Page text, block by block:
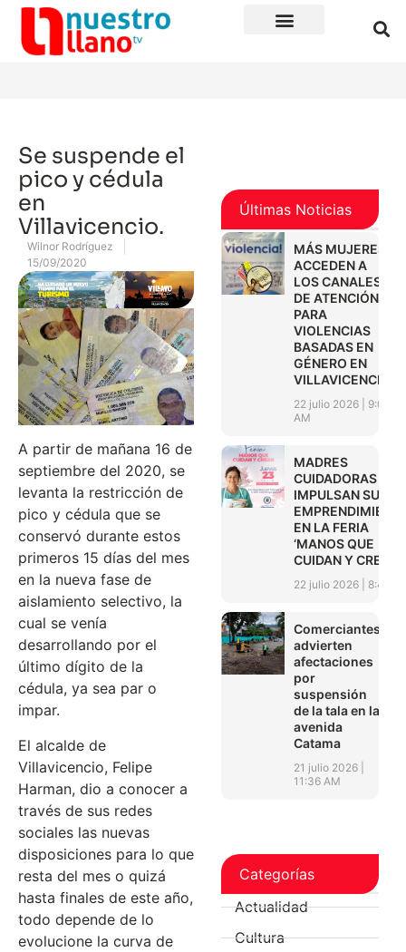
Se suspende el
pico y cédula
en
Villavicencio.
Wilnor Rodríguez
15/09/2020
A partir de mañana 16 de
septiembre del 2020, se
levanta la restricción de
pico y cédula que se
conservó durante estos
primeros 15 días del mes
en la nueva fase de
aislamiento selectivo, la
cual se venía
desarrollando por el
último dígito de la
cédula, ya sea par o
impar.
El alcalde de
Villavicencio, Felipe
Harman, dio a conocer a
través de sus redes
sociales las nuevas
disposiciones para lo que
resta del mes o quizá
hasta finales de este año,
todo depende de lo
evolucione la curva de
Últimas Noticias
MÁS MUJERES
ACCEDEN A
LOS CANALES
DE ATENCIÓN
PARA
VIOLENCIAS
BASADAS EN
GÉNERO EN
VILLAVICENCIO
22 julio 2026
9:01
AM
MADRES
CUIDADORAS
IMPULSAN SUS
EN LA FERIA
‘MANOS QUE
CUIDAN Y CREAN’
22 julio 2026 8:45
Comerciantes
advierten
afectaciones
por
suspensión
de la tala en la
avenida
Catama
21 julio 2026
11:36 AM
Categorías
Actualidad
Cultura